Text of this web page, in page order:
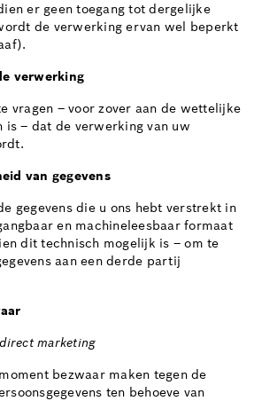
er geen toegang tot dergelijke
de verwerking ervan wel beperkt
verwerking
vragen – voor zover aan de wettelijke
is – dat de verwerking van uw
van gegevens
gegevens die u ons hebt verstrekt in
en machineleesbaar formaat
dit technisch mogelijk is – om te
aan een derde partij
marketing
bezwaar maken tegen de
ten behoeve van